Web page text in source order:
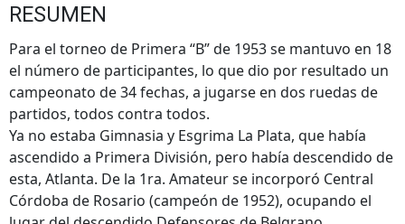
RESUMEN
Para el torneo de Primera “B” de 1953 se mantuvo en 18
el número de participantes, lo que dio por resultado un
campeonato de 34 fechas, a jugarse en dos ruedas de
partidos, todos contra todos.
Ya no estaba Gimnasia y Esgrima La Plata, que había
ascendido a Primera División, pero había descendido de
esta, Atlanta. De la 1ra. Amateur se incorporó Central
Córdoba de Rosario (campeón de 1952), ocupando el